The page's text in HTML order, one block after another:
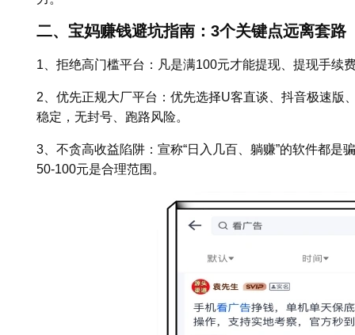
二、宝妈赚钱避坑指南：3个关键点远离套路
1、拒绝高门槛平台：凡是满100元才能提现、提现手续
2、优先正规大厂平台：优先选择U客直谈、抖音极速版
稳定，无封号、跑路风险。
3、不贪高收益陷阱：宣称“日入几百、躺赚”的软件都是
50-100元是合理范围。